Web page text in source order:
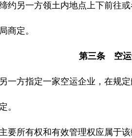
另一方领土内地点上下前往或
定。
第三条 空运
方指定一家空运企业，在规定
。
所有权和有效管理权应属于该